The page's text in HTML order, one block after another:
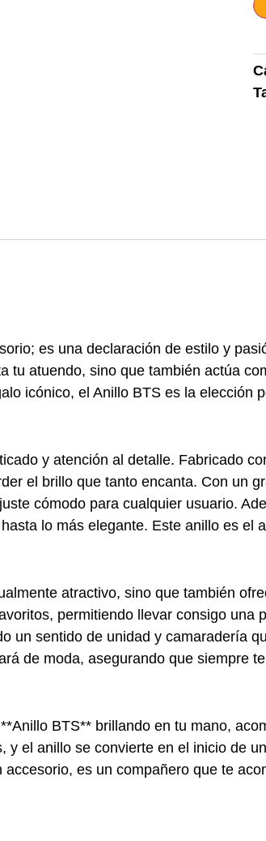
es una declaración de estilo y
tu atuendo, sino que también actúa
icónico, el Anillo BTS es la elección
y atención al detalle. Fabricado
el brillo que tanto encanta. Con un
cómodo para cualquier usuario.
lo más elegante. Este anillo es el
atractivo, sino que también
permitiendo llevar consigo
un sentido de unidad y camaradería
de moda, asegurando que siempre
BTS** brillando en tu mano,
y el anillo se convierte en el inicio de
es un compañero que te